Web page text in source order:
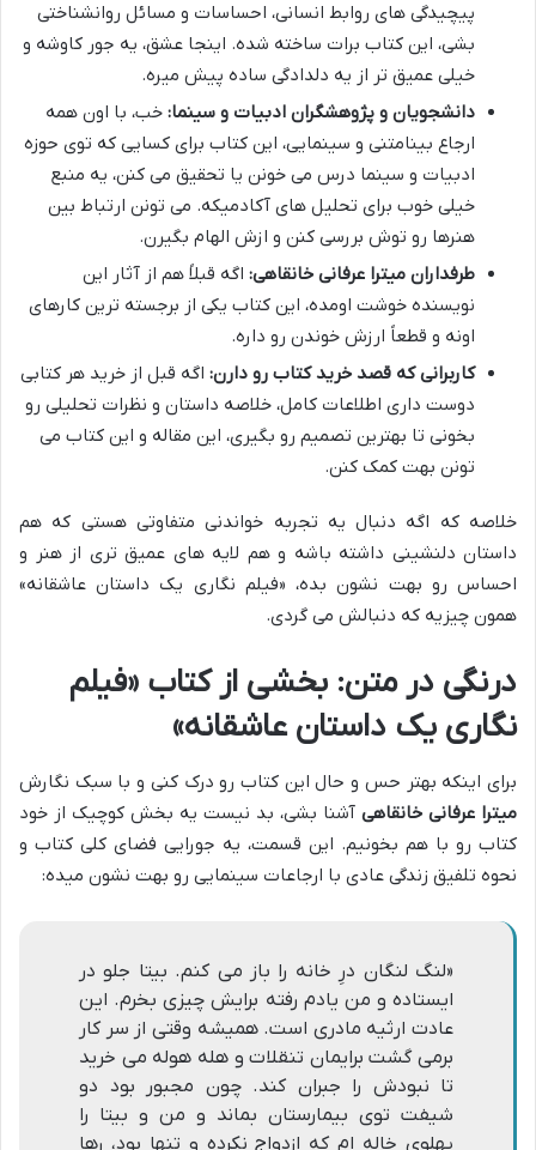
پیچیدگی های روابط انسانی، احساسات و مسائل روانشناختی
بشی، این کتاب برات ساخته شده. اینجا عشق، یه جور کاوشه و
خیلی عمیق تر از یه دلدادگی ساده پیش میره.
دانشجویان و پژوهشگران ادبیات و سینما: خب، با اون همه
ارجاع بینامتنی و سینمایی، این کتاب برای کسایی که توی حوزه
ادبیات و سینما درس می خونن یا تحقیق می کنن، یه منبع
خیلی خوب برای تحلیل های آکادمیکه. می تونن ارتباط بین
هنرها رو توش بررسی کنن و ازش الهام بگیرن.
طرفداران میترا عرفانی خانقاهی: اگه قبلاً هم از آثار این
نویسنده خوشت اومده، این کتاب یکی از برجسته ترین کارهای
اونه و قطعاً ارزش خوندن رو داره.
کاربرانی که قصد خرید کتاب رو دارن: اگه قبل از خرید هر کتابی
دوست داری اطلاعات کامل، خلاصه داستان و نظرات تحلیلی رو
بخونی تا بهترین تصمیم رو بگیری، این مقاله و این کتاب می
تونن بهت کمک کنن.
خلاصه که اگه دنبال یه تجربه خواندنی متفاوتی هستی که هم
داستان دلنشینی داشته باشه و هم لایه های عمیق تری از هنر و
احساس رو بهت نشون بده، «فیلم نگاری یک داستان عاشقانه»
همون چیزیه که دنبالش می گردی.
درنگی در متن: بخشی از کتاب «فیلم
نگاری یک داستان عاشقانه»
برای اینکه بهتر حس و حال این کتاب رو درک کنی و با سبک نگارش
میترا عرفانی خانقاهی آشنا بشی، بد نیست یه بخش کوچیک از خود
کتاب رو با هم بخونیم. این قسمت، یه جورایی فضای کلی کتاب و
نحوه تلفیق زندگی عادی با ارجاعات سینمایی رو بهت نشون میده:
«لنگ لنگان درِ خانه را باز مى کنم. بیتا جلو در
ایستاده و من یادم رفته برایش چیزى بخرم. این
عادت ارثیه مادرى است. همیشه وقتى از سر کار
برمى گشت برایمان تنقلات و هله هوله مى خرید
تا نبودش را جبران کند. چون مجبور بود دو
شیفت توى بیمارستان بماند و من و بیتا را
پهلوى خاله ام که ازدواج نکرده و تنها بود، رها